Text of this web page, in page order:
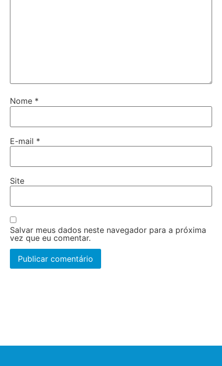
Nome *
E-mail *
Site
Salvar meus dados neste navegador para a próxima
vez que eu comentar.